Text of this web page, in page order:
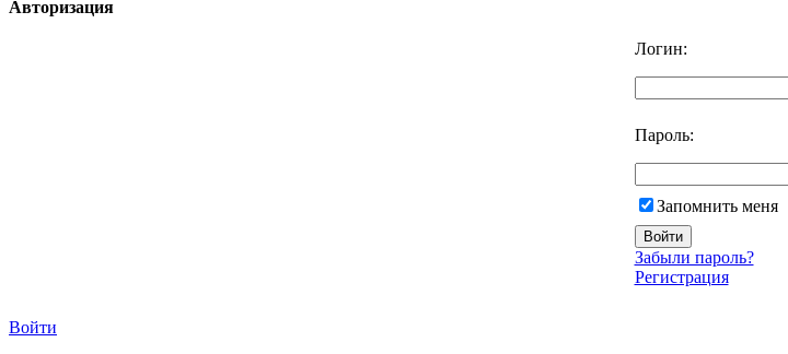
Авторизация
Логин:
Пароль:
Запомнить меня
Забыли пароль?
Регистрация
Войти